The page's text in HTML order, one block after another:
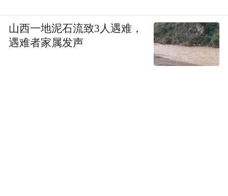
山西一地泥石流致3人遇难，
遇难者家属发声